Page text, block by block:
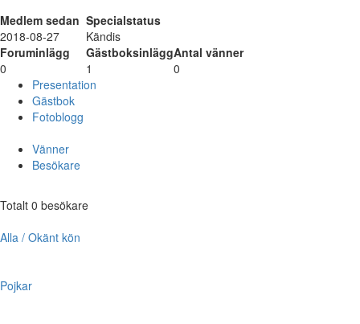
Medlem sedan Specialstatus
2018-08-27
Kändis
Foruminlägg
GästboksinläggAntal vänner
0
1
0
Presentation
Gästbok
Fotoblogg
Vänner
Besökare
Totalt 0 besökare
Alla / Okänt kön
Pojkar